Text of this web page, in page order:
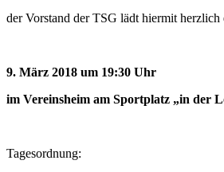
der Vorstand der TSG lädt hiermit
9. März 2018 um 19:30 Uhr
im Vereinsheim am Sportplatz „in
Tagesordnung: